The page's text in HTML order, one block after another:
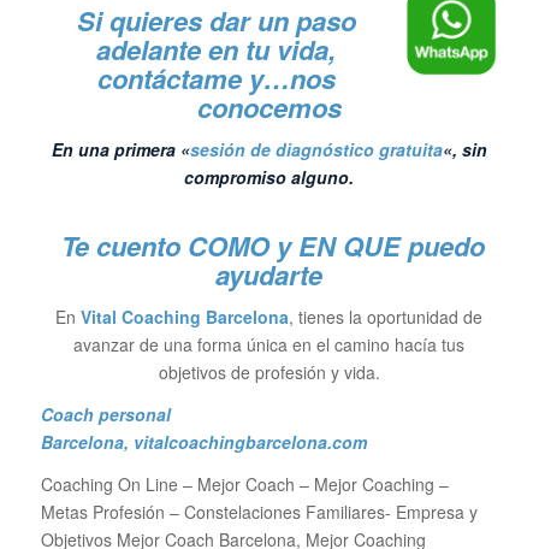
Si quieres dar un paso
adelante en tu vida,
contáctame y…nos
conocemos
En una primera «sesión de diagnóstico gratuita«, sin
compromiso alguno.
Te cuento COMO y EN QUE puedo
ayudarte
EnVital Coaching Barcelona, tienes la oportunidad de
avanzar de una forma única en el camino hacía tus
objetivos de profesión y vida.
Coach personal
Barcelona, vitalcoachingbarcelona.com
Coaching On Line – Mejor Coach – Mejor Coaching –
Metas Profesión – Constelaciones Familiares- Empresa y
Objetivos Mejor Coach Barcelona, Mejor Coaching